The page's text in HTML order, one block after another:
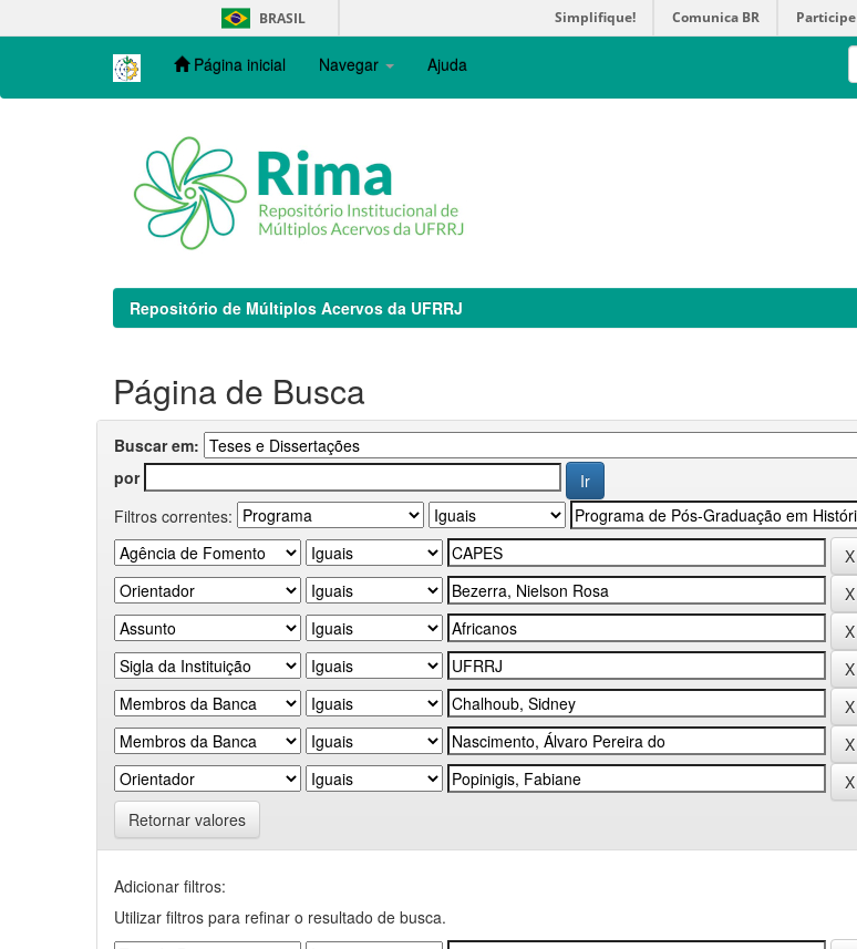
navigation
BRASIL Simplifique! Comunica BR Participe
Página inicial Navegar Ajuda
Repositório de Múltiplos Acervos da UFRRJ
Página de Busca
Buscar em:
por
Filtros correntes:
Retornar valores
Adicionar filtros:
Utilizar filtros para refinar o resultado de busca.